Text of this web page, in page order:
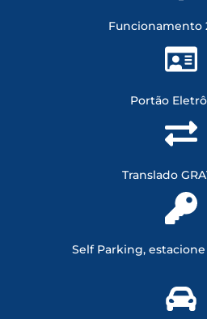
Funcionamento
Portão
Translado
Self Parking,